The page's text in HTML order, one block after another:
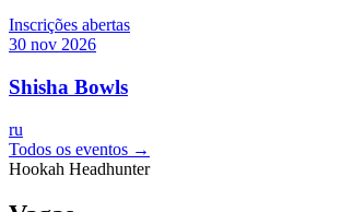
Inscrições abertas
30 nov 2026
Shisha Bowls
ru
Todos os eventos →
Hookah Headhunter